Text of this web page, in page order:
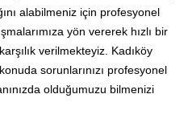
alabilmeniz için profesyonel
yön vererek hızlı bir
verilmekteyiz. Kadıköy
sorunlarınızı profesyonel
olduğumuzu bilmenizi